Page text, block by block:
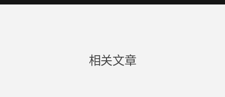
相关文章